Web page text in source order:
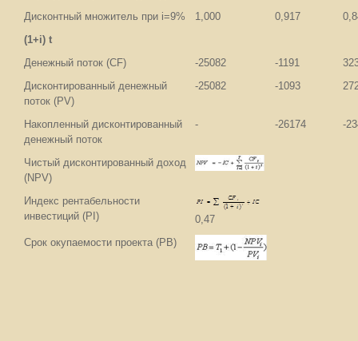
Дисконтный множитель при i=9%
1,000 0,917
(1+i) t
Денежный поток (CF)
-25082 -1191
Дисконтированный денежный
поток (PV)
-25082 -1093
Накопленный дисконтированный
денежный поток
- -26174 -
Чистый дисконтированный доход
(NPV)
Индекс рентабельности
инвестиций (PI)
0,47
Срок окупаемости проекта (PB)